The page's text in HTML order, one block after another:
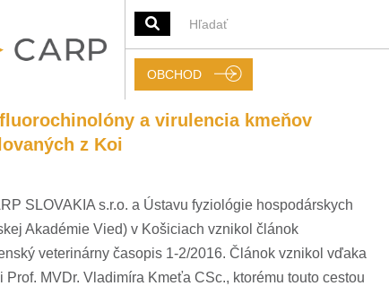
OBCHOD
a virulencia kmeňov
z Koi
SLOVAKIA s.r.o. a Ústavu fyziológie hospodárskych
Akadémie Vied) v Košiciach vznikol článok
veterinárny časopis 1-2/2016. Článok vznikol vďaka
Prof. MVDr. Vladimíra Kmeťa CSc., ktorému touto cestou